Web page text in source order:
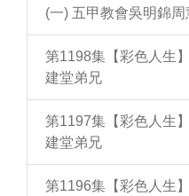
(一) 五甲教會吳明錦
第1198集【彩色人生
建堂弟兄
第1197集【彩色人生
建堂弟兄
第1196集【彩色人生